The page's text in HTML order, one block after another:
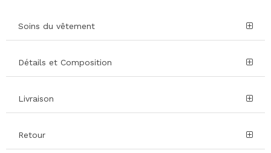
Soins du vêtement
Détails et Composition
Livraison
Retour